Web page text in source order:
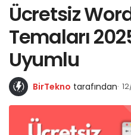
Ücretsiz
Temaları
Uyumlu
BirTekno tarafından